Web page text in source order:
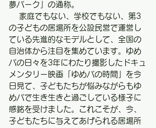
夢パーク」の通称。
家庭でもない、学校でもない、第3
の子どもの居場所を公設民営で運営し
ている先進的なモデルとして、全国の
自治体から注目を集めています。ゆめ
パの日々を3年にわたり撮影したドキュ
メンタリー映画「ゆめパの時間」を今
日見て、子どもたちが悩みながらもゆ
めパで生き生きと過ごしている様子に
感銘を受けました。これこそが、今、
子どもたちに与えてあげられる居場所